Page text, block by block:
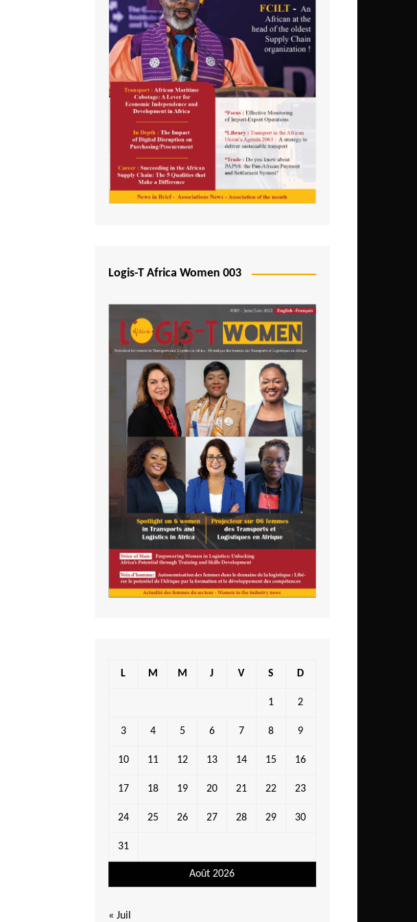
Logis-T Africa Women 003
Août 2026
L M M J V S D
1 2
3 4 5 6 7 8 9
10 11 12 13 14 15 16
17 18 19 20 21 22 23
24 25 26 27 28 29 30
31
« Juil